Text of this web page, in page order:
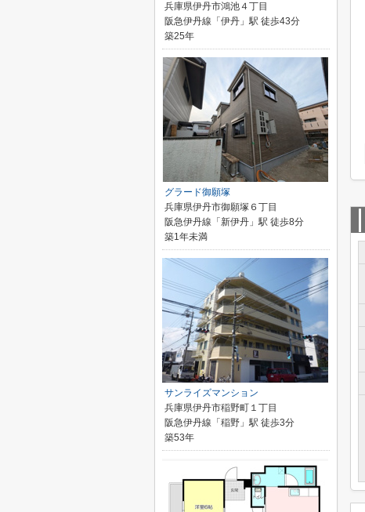
兵庫県伊丹市鴻池４丁目
阪急伊丹線「伊丹」駅 徒歩43分
築25年
グラード御願塚
兵庫県伊丹市御願塚６丁目
阪急伊丹線「新伊丹」駅 徒歩8分
築1年未満
サンライズマンション
兵庫県伊丹市稲野町１丁目
阪急伊丹線「稲野」駅 徒歩3分
築53年